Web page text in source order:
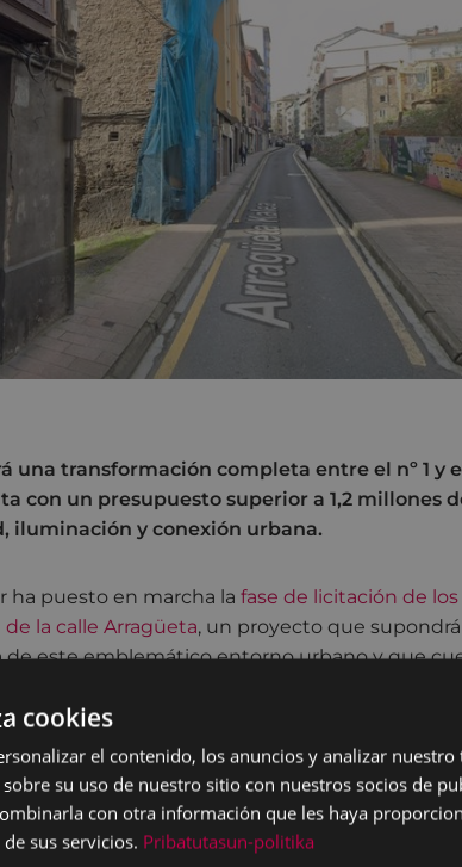
una transformación completa entre el nº 1 y
con un presupuesto superior a 1,2 millones
iluminación y conexión urbana.
ha puesto en marcha la fase de licitación de
la calle Arragüeta, un proyecto que
este emblemático entorno urbano y que
la demolición del número 16, un edificio de
facilitar la intervención. Estos trabajos
desarrollará a lo largo del último trimestre de
comprendido entre el número 1 de la calle
cookies
el contenido, los anuncios y analizar nuestro
su uso de nuestro sitio con nuestros socios de
con otra información que les haya
sus servicios. Pribatutasun-politika